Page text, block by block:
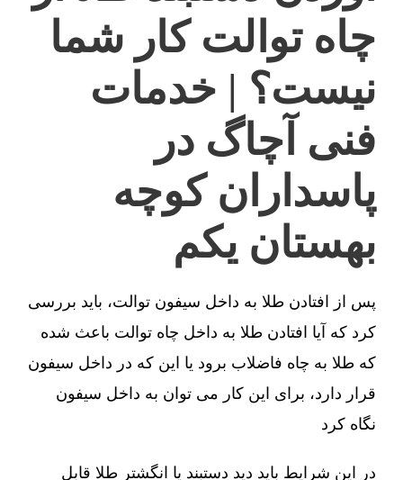
چاه توالت کار شما
نیست؟ | خدمات
فنی آچاگ در
پاسداران کوچه
بهستان یکم
پس از افتادن طلا به داخل سیفون توالت، باید بررسی
کرد که آیا افتادن طلا به داخل چاه توالت باعث شده
که طلا به چاه فاضلاب برود یا این که در داخل سیفون
قرار دارد، برای این کار می توان به داخل سیفون
نگاه کرد
در این شرایط باید دید دستبند یا انگشتر طلا قابل